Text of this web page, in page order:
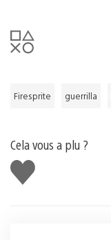
Firesprite guerrilla
Cela vous a plu ?
J'aime